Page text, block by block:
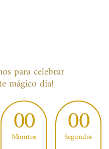
para celebrar
mágico día!
00
Minutos 00
Segundos